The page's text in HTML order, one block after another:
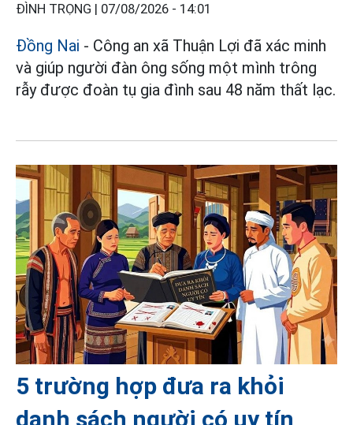
ĐÌNH TRỌNG | 07/08/2026 - 14:01
Đồng Nai - Công an xã Thuận Lợi đã xác minh
và giúp người đàn ông sống một mình trông
rẫy được đoàn tụ gia đình sau 48 năm thất lạc.
5 trường hợp đưa ra khỏi
danh sách người có uy tín